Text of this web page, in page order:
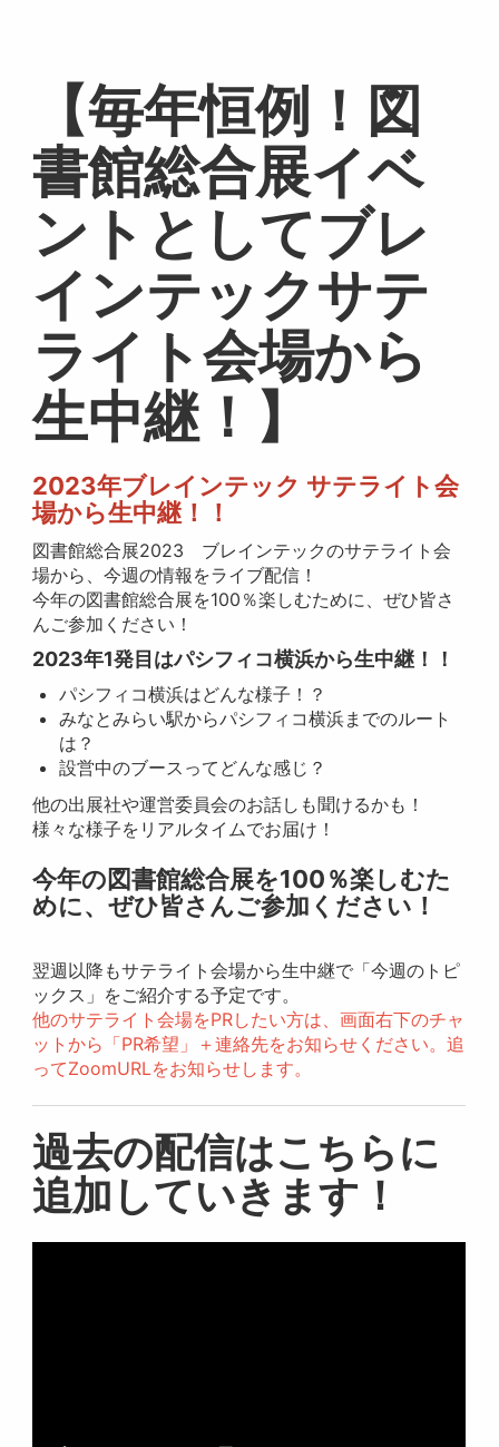
【毎年恒例！図
書館総合展イベ
ントとしてブレ
インテックサテ
ライト会場から
生中継！】
2023年ブレインテック サテライト会
場から生中継！！
図書館総合展2023 ブレインテックのサテライト会
場から、今週の情報をライブ配信！
今年の図書館総合展を100％楽しむために、ぜひ皆さ
んご参加ください！
2023年1発目はパシフィコ横浜から生中継！！
パシフィコ横浜はどんな様子！？
みなとみらい駅からパシフィコ横浜までのルート
は？
設営中のブースってどんな感じ？
他の出展社や運営委員会のお話しも聞けるかも！
様々な様子をリアルタイムでお届け！
今年の図書館総合展を100％楽しむた
めに、ぜひ皆さんご参加ください！
翌週以降もサテライト会場から生中継で「今週のトピ
ックス」をご紹介する予定です。
他のサテライト会場をPRしたい方は、画面右下のチャ
ットから「PR希望」＋連絡先をお知らせください。追
ってZoomURLをお知らせします。
過去の配信はこちらに
追加していきます！